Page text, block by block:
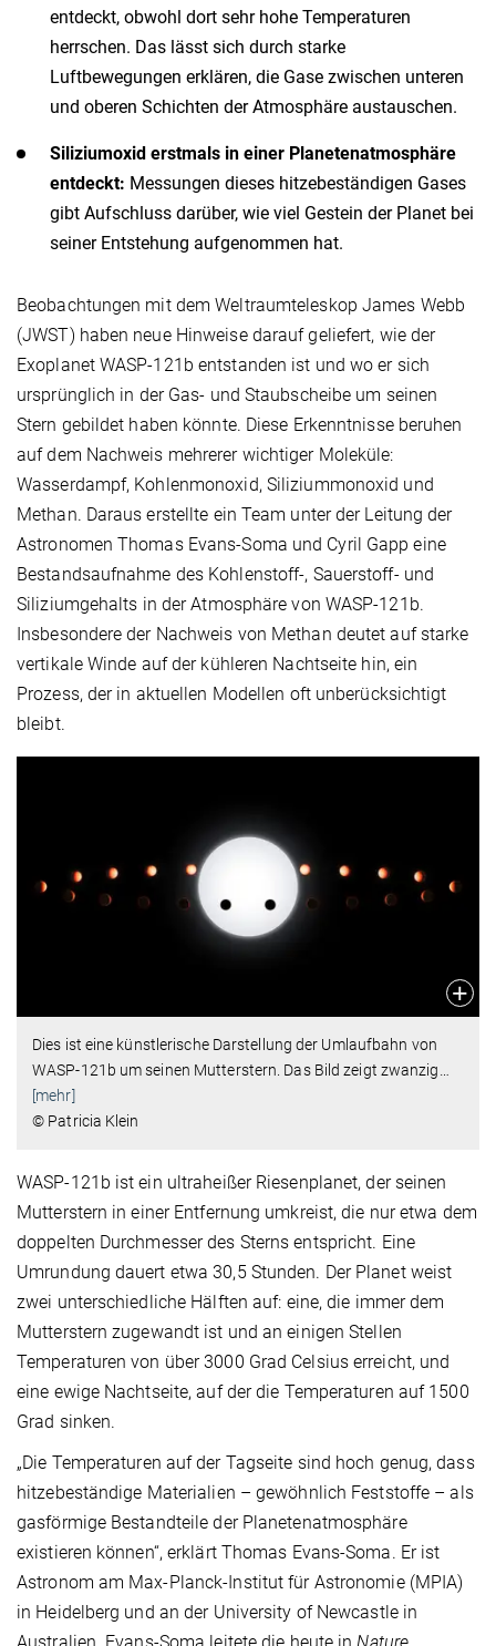
entdeckt, obwohl dort sehr hohe Temperaturen
herrschen. Das lässt sich durch starke
Luftbewegungen erklären, die Gase zwischen unteren
und oberen Schichten der Atmosphäre austauschen.
Siliziumoxid erstmals in einer Planetenatmosphäre
entdeckt: Messungen dieses hitzebeständigen Gases
gibt Aufschluss darüber, wie viel Gestein der Planet bei
seiner Entstehung aufgenommen hat.
Beobachtungen mit dem Weltraumteleskop James Webb
(JWST) haben neue Hinweise darauf geliefert, wie der
Exoplanet WASP-121b entstanden ist und wo er sich
ursprünglich in der Gas- und Staubscheibe um seinen
Stern gebildet haben könnte. Diese Erkenntnisse beruhen
auf dem Nachweis mehrerer wichtiger Moleküle:
Wasserdampf, Kohlenmonoxid, Siliziummonoxid und
Methan. Daraus erstellte ein Team unter der Leitung der
Astronomen Thomas Evans-Soma und Cyril Gapp eine
Bestandsaufnahme des Kohlenstoff-, Sauerstoff- und
Siliziumgehalts in der Atmosphäre von WASP-121b.
Insbesondere der Nachweis von Methan deutet auf starke
vertikale Winde auf der kühleren Nachtseite hin, ein
Prozess, der in aktuellen Modellen oft unberücksichtigt
bleibt.
Dies ist eine künstlerische Darstellung der Umlaufbahn von
WASP-121b um seinen Mutterstern. Das Bild zeigt zwanzig
[mehr]
© Patricia Klein
WASP-121b ist ein ultraheißer Riesenplanet, der seinen
Mutterstern in einer Entfernung umkreist, die nur etwa dem
doppelten Durchmesser des Sterns entspricht. Eine
Umrundung dauert etwa 30,5 Stunden. Der Planet weist
zwei unterschiedliche Hälften auf: eine, die immer dem
Mutterstern zugewandt ist und an einigen Stellen
Temperaturen von über 3000 Grad Celsius erreicht, und
eine ewige Nachtseite, auf der die Temperaturen auf 1500
Grad sinken.
„Die Temperaturen auf der Tagseite sind hoch genug, dass
hitzebeständige Materialien – gewöhnlich Feststoffe – als
gasförmige Bestandteile der Planetenatmosphäre
existieren können“, erklärt Thomas Evans-Soma. Er ist
Astronom am Max-Planck-Institut für Astronomie (MPIA)
in Heidelberg und an der University of Newcastle in